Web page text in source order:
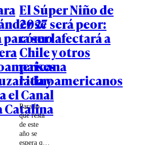
se
ser la
ida y
el Canal
Catalina
El Súper Niño de
2027 será peor:
cómo afectará a
Chile y otros
países
latinoamericanos
Para lo
que resta
de este
año se
espera que